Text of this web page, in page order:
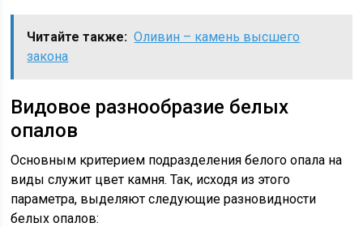
Читайте также: Оливин – камень высшего
закона
Видовое разнообразие белых
опалов
Основным критерием подразделения белого опала на
виды служит цвет камня. Так, исходя из этого
параметра, выделяют следующие разновидности
белых опалов: